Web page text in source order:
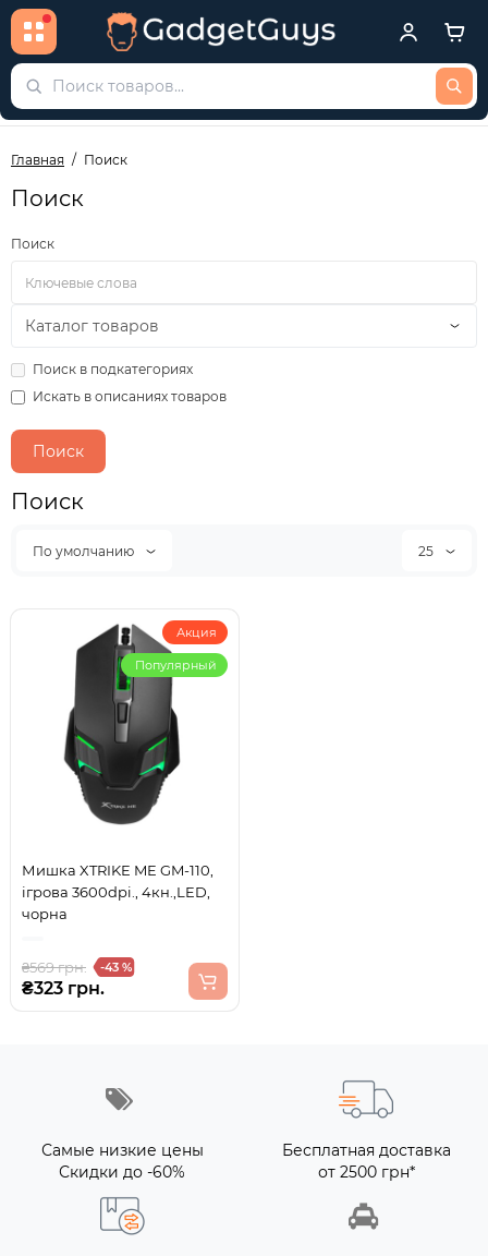
Главная Поиск
Поиск
Поиск
Поиск в подкатегориях
Искать в описаниях товаров
Поиск
По умолчанию 25
Акция
Популярный
Мишка XTRIKE ME GM-110,
ігрова 3600dpi., 4кн.,LED,
чорна
₴569 грн. -43 %
₴323 грн.
Самые низкие цены
Скидки до -60%
Бесплатная доставка
от 2500 грн*